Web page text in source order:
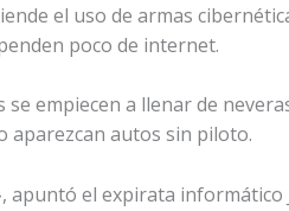
el uso de armas
poco de internet.
empiecen a llenar de
aparezcan autos sin piloto.
apuntó el expirata